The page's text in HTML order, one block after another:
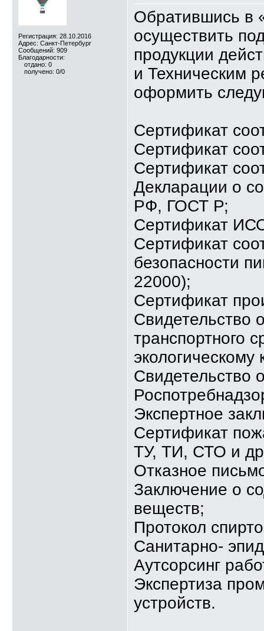
Регистрация: 28.10.2016
Адрес: Санкт-Петербург
Сообщений: 909
Благодарности:
отдано: 0
получено: 0/0
Обратившись в
осуществить
продукции
и Техническим
оформить
Сертификат
Сертификат
Сертификат
Декларации о
РФ, ГОСТ Р;
Сертификат
Сертификат
безопасности
22000);
Сертификат
Свидетельство
транспортного
экологическому
Свидетельство
Экспертное
Сертификат
ТУ, ТИ, СТО и
Отказное
Заключение о
веществ;
Протокол
Санитарно-
Аутсорсинг
Экспертиза
устройств.